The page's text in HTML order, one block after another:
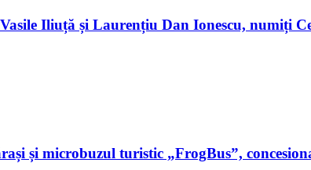
Iliuță și Laurențiu Dan Ionescu, numiți
și microbuzul turistic „FrogBus”,